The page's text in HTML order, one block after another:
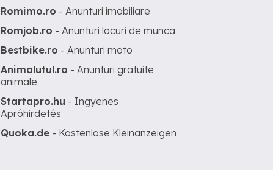
Romimo.ro - Anunturi imobiliare
Romjob.ro - Anunturi locuri de munca
Bestbike.ro - Anunturi moto
Animalutul.ro - Anunturi gratuite
animale
Startapro.hu - Ingyenes
Apróhirdetés
Quoka.de - Kostenlose Kleinanzeigen